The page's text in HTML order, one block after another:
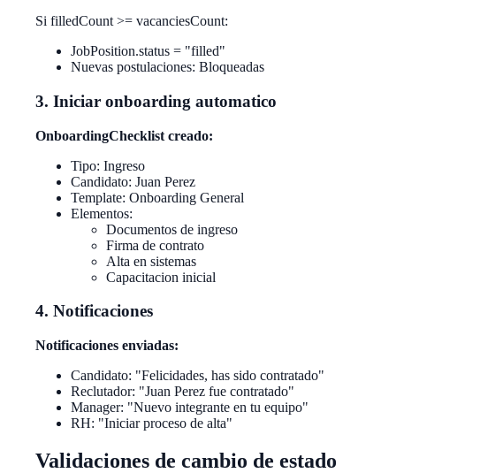
Si filledCount >= vacanciesCount:
JobPosition.status = "filled"
Nuevas postulaciones: Bloqueadas
3. Iniciar onboarding automatico
OnboardingChecklist creado:
Tipo: Ingreso
Candidato: Juan Perez
Template: Onboarding General
Elementos:
Documentos de ingreso
Firma de contrato
Alta en sistemas
Capacitacion inicial
4. Notificaciones
Notificaciones enviadas:
Candidato: "Felicidades, has sido contratado"
Reclutador: "Juan Perez fue contratado"
Manager: "Nuevo integrante en tu equipo"
RH: "Iniciar proceso de alta"
Validaciones de cambio de estado